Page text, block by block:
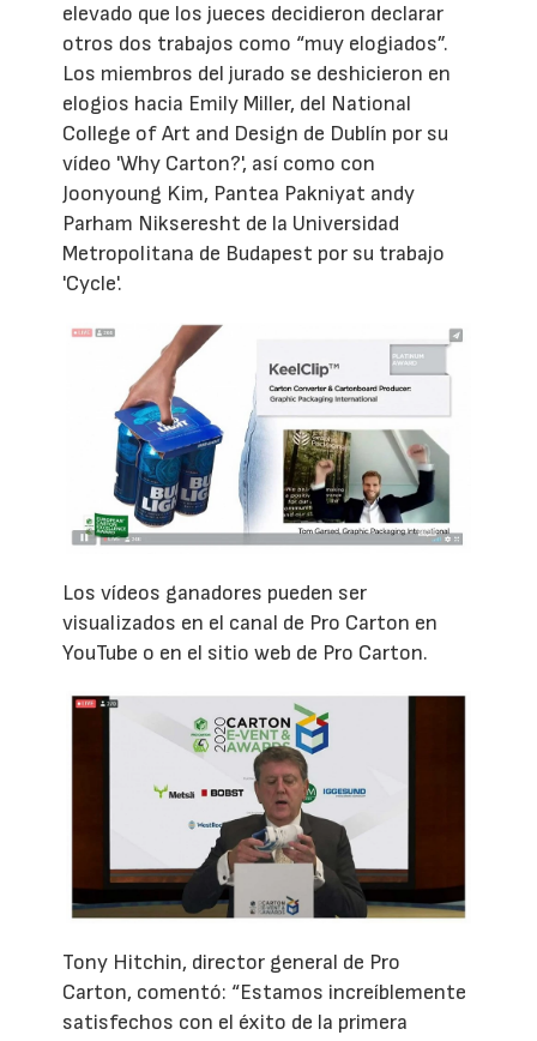
elevado que los jueces decidieron declarar
otros dos trabajos como “muy elogiados”.
Los miembros del jurado se deshicieron en
elogios hacia Emily Miller, del National
College of Art and Design de Dublín por su
vídeo 'Why Carton?', así como con
Joonyoung Kim, Pantea Pakniyat andy
Parham Nikseresht de la Universidad
Metropolitana de Budapest por su trabajo
'Cycle'.
Los vídeos ganadores pueden ser
visualizados en el canal de Pro Carton en
YouTube o en el sitio web de Pro Carton.
Tony Hitchin, director general de Pro
Carton, comentó: “Estamos increíblemente
satisfechos con el éxito de la primera